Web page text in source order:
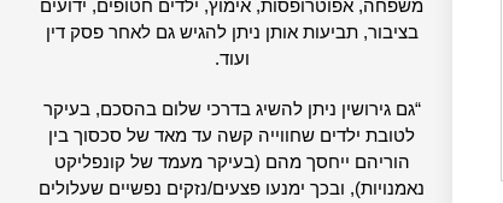
משפחה, אפוטרופסות, אימוץ, ילדים חטופים, ידועים
בציבור, תביעות אותן ניתן להגיש גם לאחר פסק דין
ועוד.
“גם גירושין ניתן להשיג בדרכי שלום בהסכם, בעיקר
לטובת ילדים שחווייה קשה עד מאד של סכסוך בין
הוריהם ייחסך מהם (בעיקר מעמד של קונפליקט
נאמנויות), ובכך ימנעו פצעים/נזקים נפשיים שעלולים